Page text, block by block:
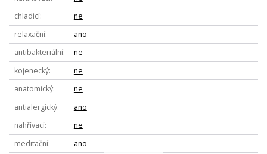
chladicí
ne
relaxační
ano
antibakteriální
ne
kojenecký
ne
anatomický
ne
antialergický
ano
nahřívací
ne
meditační
ano